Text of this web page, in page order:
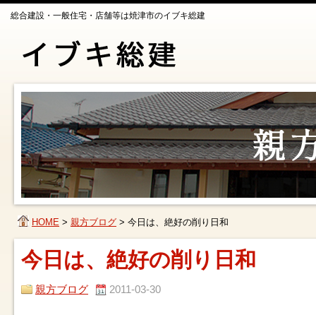
総合建設・一般住宅・店舗等は焼津市のイブキ総建
HOME > 親方ブログ > 今日は、絶好の削り日和
今日は、絶好の削り日和
親方ブログ 2011-03-30